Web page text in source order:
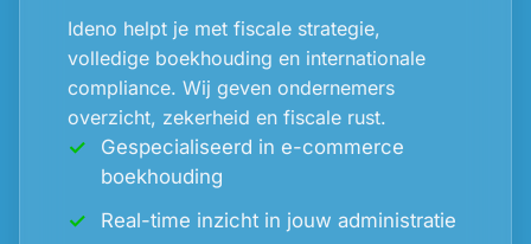
Ideno helpt je met fiscale strategie,
volledige boekhouding en internationale
compliance. Wij geven ondernemers
overzicht, zekerheid en fiscale rust.
Gespecialiseerd in e-commerce
boekhouding
Real-time inzicht in jouw administratie